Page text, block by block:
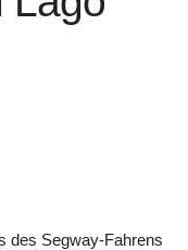
des Segway-Fahrens